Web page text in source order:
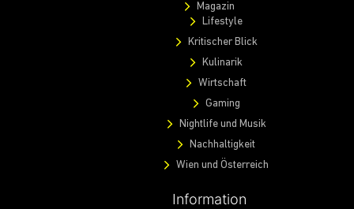
Magazin
Lifestyle
Kritischer Blick
Kulinarik
Wirtschaft
Gaming
Nightlife und Musik
Nachhaltigkeit
Wien und Österreich
Information